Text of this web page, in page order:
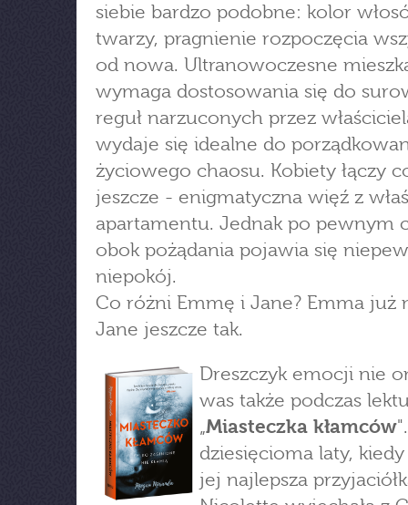
siebie bardzo podobne: kolor
twarzy, pragnienie rozpoczęcia
od nowa. Ultranowoczesne
wymaga dostosowania się do
reguł narzuconych przez
wydaje się idealne do
życiowego chaosu. Kobiety łączy
jeszcze - enigmatyczna więź z
apartamentu. Jednak po pewnym
obok pożądania pojawia się
niepokój.
Co różni Emmę i Jane? Emma już
Jane jeszcze tak.
Dreszczyk emocji nie
was także podczas
„Miasteczka kłamców
dziesięcioma laty, kiedy
jej najlepsza